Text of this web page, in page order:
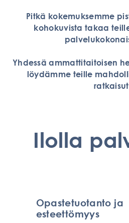
Pitkä kokemuksemme
kohokuvista takaa
Yhdessä ammattitaitoisen
löydämme teille
Ilolla
Opastetuotanto ja
esteettömyys